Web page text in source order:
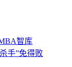
智库
手”免得败